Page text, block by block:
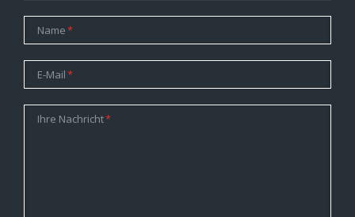
Pflichtfeld
Name*
Pflichtfeld
E-Mail*
Pflichtfeld
Ihre Nachricht*